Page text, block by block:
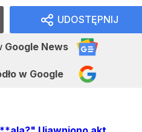
konkursu Eurowizji
maksymalnej noty